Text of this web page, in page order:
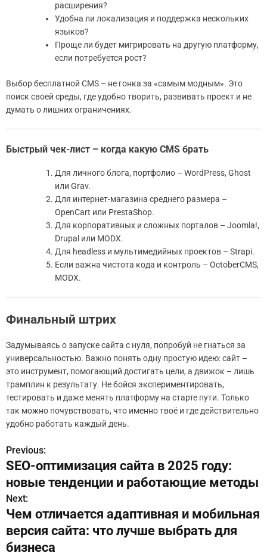
расширения?
Удобна ли локализация и поддержка нескольких
языков?
Проще ли будет мигрировать на другую платформу,
если потребуется рост?
Выбор бесплатной CMS – не гонка за «самым модным». Это
поиск своей среды, где удобно творить, развивать проект и не
думать о лишних ограничениях.
Быстрый чек-лист – когда какую CMS брать
Для личного блога, портфолио – WordPress, Ghost
или Grav.
Для интернет-магазина среднего размера –
OpenCart или PrestaShop.
Для корпоративных и сложных порталов – Joomla!,
Drupal или MODX.
Для headless и мультимедийных проектов – Strapi.
Если важна чистота кода и контроль – OctoberCMS,
MODX.
Финальный штрих
Задумываясь о запуске сайта с нуля, попробуй не гнаться за
универсальностью. Важно понять одну простую идею: сайт –
это инструмент, помогающий достигать цели, а движок – лишь
трамплин к результату. Не бойся экспериментировать,
тестировать и даже менять платформу на старте пути. Только
так можно почувствовать, что именно твоё и где действительно
удобно работать каждый день.
Н
а
в
и
г
Previous:
SEO-оптимизация сайта в 2025 году:
новые тенденции и работающие методы
Next:
Чем отличается адаптивная и мобильная
версия сайта: что лучше выбрать для
бизнеса